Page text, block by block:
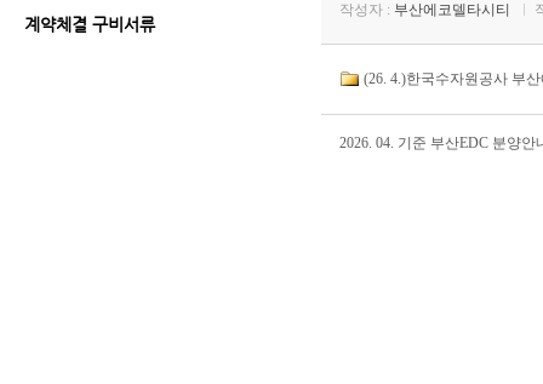
계약체결 구비서류
작성자 : 부산에코델타시티
(26. 4.)한국수자원공사 부
2026. 04. 기준 부산EDC 분양